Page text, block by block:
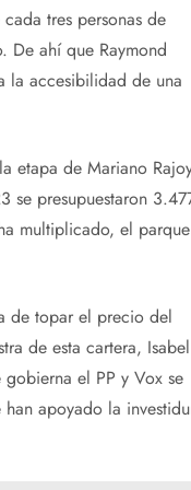
tres personas de
De ahí que Raymond
la accesibilidad de una
etapa de Mariano
presupuestaron
multiplicado, el parque
de topar el precio del
de esta cartera, Isabel
el PP y Vox se
apoyado la